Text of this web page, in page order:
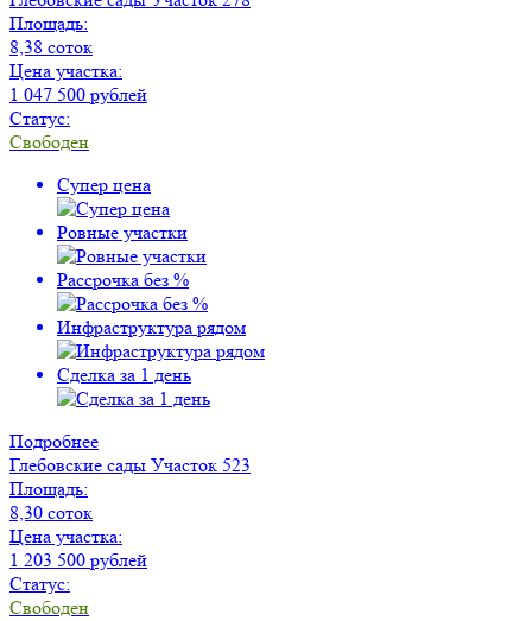
Площадь:
8,38 соток
Цена участка:
1 047 500 рублей
Статус:
Свободен
Супер цена
Ровные участки
Рассрочка без %
Инфраструктура рядом
Сделка за 1 день
Подробнее
Глебовские сады Участок 523
Площадь:
8,30 соток
Цена участка:
1 203 500 рублей
Статус:
Свободен